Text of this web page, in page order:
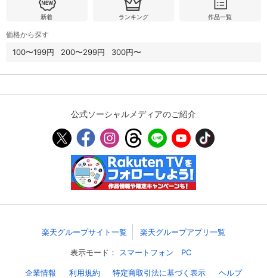
と便利です。
お気に入り
能です。
サイト内の閲覧履歴を確認できます。履歴
サイト内で表示される作品の表示制限が可
す。
視聴デバイス一覧
スマホなどでRakuten TVを視聴する際のデ
バイス連携の設定ができます。
パスコード設定
求められるのでお子さまがいても安心で
レスの変更が可能です。
新着 ランキング 作品一覧
価格から探す
100〜199円 200〜299円 300円〜
公式ソーシャルメディアのご紹介
楽天グループサイト一覧 楽天グループアプリ一覧
表示モード： スマートフォン PC
企業情報 利用規約 特定商取引法に基づく表示
ヘルプ